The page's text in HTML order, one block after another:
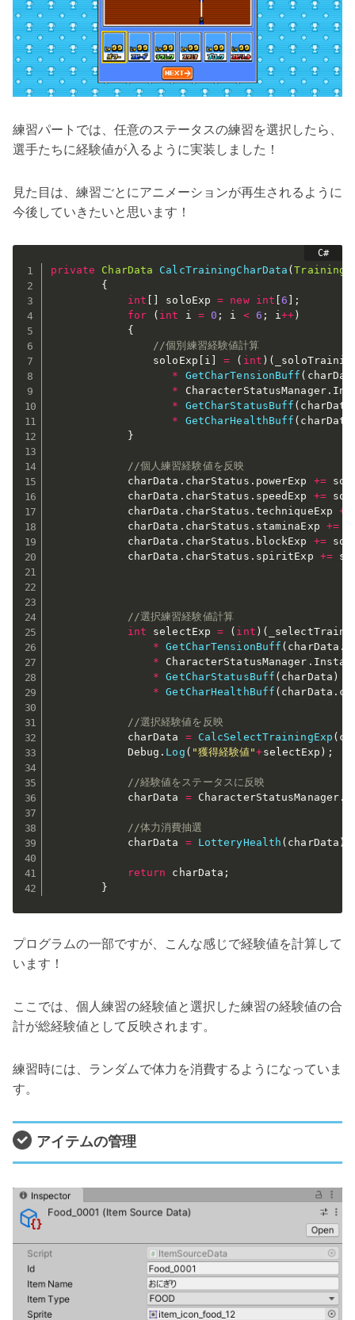
練習パートでは、任意のステータスの練習を選択したら、
選手たちに経験値が入るように実装しました！
見た目は、練習ごとにアニメーションが再生されるように
今後していきたいと思います！
private CharData CalcTrainingCharData (
{
int
soloExp = new int [6
;
for
( int i = 0 ; i < 6 ; i++ )
{
//個別練習経験値計算
                soloExp
i = ( int ) (
*
GetCharTensionBuff (
*
CharacterStatusManager.
*
GetCharStatusBuff ( charData
*
GetCharHealthBuff ( charData
}
//個人練習経験値を反映
            charData
. charStatus . powerExp +=
            charData
. charStatus . speedExp +=
            charData
. charStatus . techniqueExp +=
            charData
. charStatus . staminaExp +=
            charData
. charStatus . blockExp +=
            charData
. charStatus . spiritExp +=
//選択練習経験値計算
int selectExp = ( int ) (
*
GetCharTensionBuff ( charData .
* CharacterStatusManager .
*
GetCharStatusBuff ( charData )
*
GetCharHealthBuff ( charData .
//選択経験値を反映
            charData
= CalcSelectTrainingExp (
            Debug
. Log ( "獲得経験値"+selectExp ) ;
//経験値をステータスに反映
            charData
= CharacterStatusManager .
//体力消費抽選
            charData
= LotteryHealth ( charData )
return charData ;
}
プログラムの一部ですが、こんな感じで経験値を計算して
います！
ここでは、個人練習の経験値と選択した練習の経験値の合
計が総経験値として反映されます。
練習時には、ランダムで体力を消費するようになっていま
す。
アイテムの管理